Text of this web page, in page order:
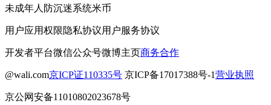
未成年人防沉迷系统米币
用户应用权限隐私协议用户服务协议
开发者平台微信公众号微博主页商务合作
@wali.com京ICP证110335号 京ICP备17017388号-1营业执照
京公网安备11010802023678号